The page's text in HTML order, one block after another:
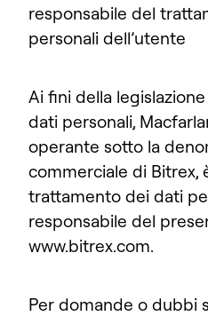
responsabile del
personali dell’utente
Ai fini della
dati personali,
operante sotto la
commerciale di Bitrex,
trattamento dei dati
responsabile del
www.bitrex.com.
Per domande o dubbi